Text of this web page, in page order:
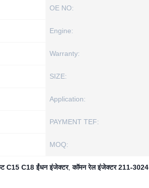
OE NO:
Engine:
Warranty:
SIZE:
Application:
PAYMENT TEF:
MOQ:
C15 C18 ईंधन इंजेक्टर,कॉमन रेल इंजेक्टर 211-3024